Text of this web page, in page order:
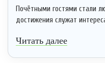
Почётными гостями стали
достижения служат
Читать далее